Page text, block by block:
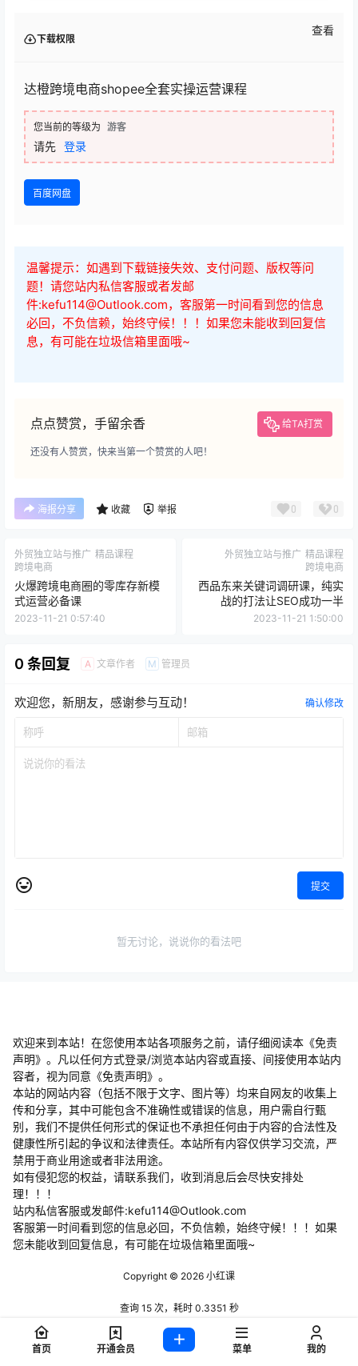
下载权限
查看
达橙跨境电商shopee全套实操运营课程
您当前的等级为 游客
请先 登录
百度网盘
温馨提示：如遇到下载链接失效、支付问题、版权等问
题！请您站内私信客服或者发邮
件:kefu114@Outlook.com，客服第一时间看到您的信息
必回，不负信赖，始终守候！！！如果您未能收到回复信
息，有可能在垃圾信箱里面哦~
点点赞赏，手留余香 给TA打赏
还没有人赞赏，快来当第一个赞赏的人吧！
海报分享 收藏 举报 0 0
外贸独立站与推广 精品课程
跨境电商
火爆跨境电商圈的零库存新模
式运营必备课
2023-11-21 0:57:40
外贸独立站与推广 精品课程
跨境电商
西品东来关键词调研课，纯实
战的打法让SEO成功一半
2023-11-21 1:50:00
0 条回复 A 文章作者 M 管理员
欢迎您，新朋友，感谢参与互动！ 确认修改
提交
暂无讨论，说说你的看法吧
欢迎来到本站！在您使用本站各项服务之前，请仔细阅读本《免责
声明》。凡以任何方式登录/浏览本站内容或直接、间接使用本站内
容者，视为同意《免责声明》。
本站的网站内容（包括不限于文字、图片等）均来自网友的收集上
传和分享，其中可能包含不准确性或错误的信息，用户需自行甄
别，我们不提供任何形式的保证也不承担任何由于内容的合法性及
健康性所引起的争议和法律责任。本站所有内容仅供学习交流，严
禁用于商业用途或者非法用途。
​如有侵犯您的权益，请联系我们，收到消息后会尽快安排处
理！！！
站内私信客服或发邮件:kefu114@Outlook.com
客服第一时间看到您的信息必回，不负信赖，始终守候！！！如果
您未能收到回复信息，有可能在垃圾信箱里面哦~
Copyright © 2026 小红课
查询 15 次，耗时 0.3351 秒
首页 开通会员 菜单 我的